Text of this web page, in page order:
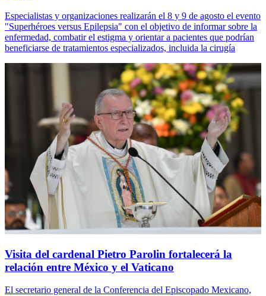
Especialistas y organizaciones realizarán el 8 y 9 de agosto el evento
"Superhéroes versus Epilepsia" con el objetivo de informar sobre la
enfermedad, combatir el estigma y orientar a pacientes que podrían
beneficiarse de tratamientos especializados, incluida la cirugía
Visita del cardenal Pietro Parolin fortalecerá la
relación entre México y el Vaticano
El secretario general de la Conferencia del Episcopado Mexicano,